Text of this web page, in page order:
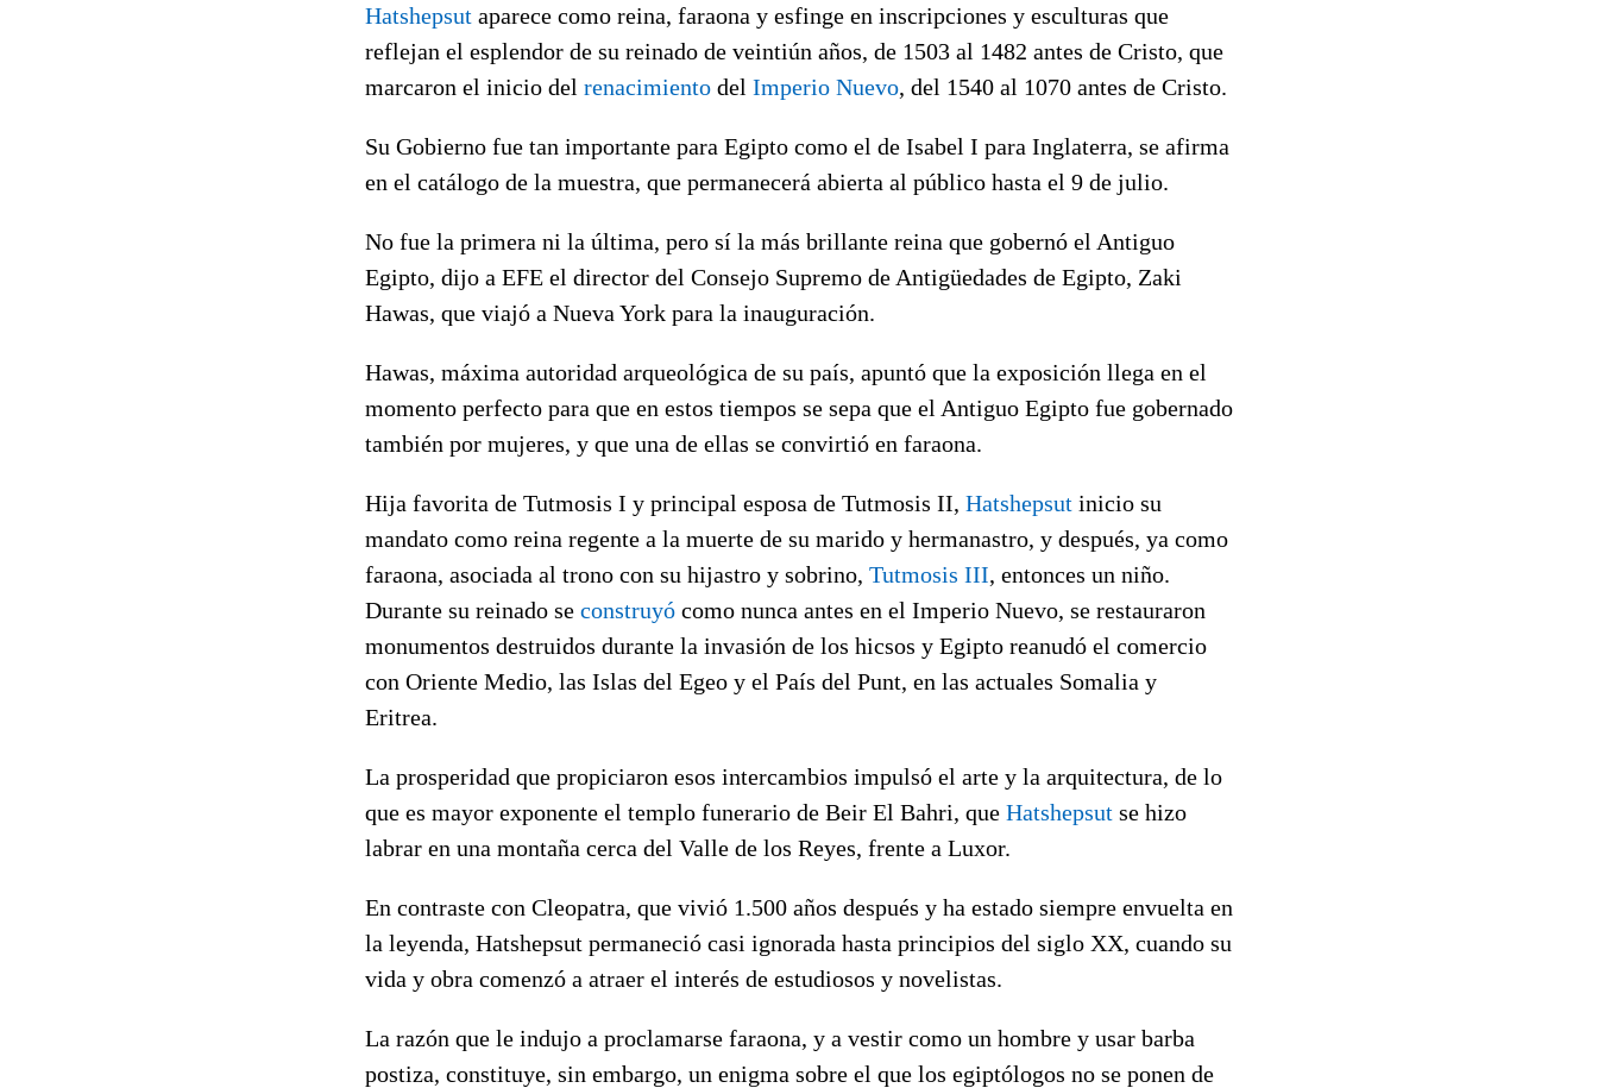
Hatshepsut aparece como reina, faraona y esfinge en inscripciones y esculturas que
reflejan el esplendor de su reinado de veintiún años, de 1503 al 1482 antes de Cristo, que
marcaron el inicio del renacimiento del Imperio Nuevo, del 1540 al 1070 antes de Cristo.
Su Gobierno fue tan importante para Egipto como el de Isabel I para Inglaterra, se afirma
en el catálogo de la muestra, que permanecerá abierta al público hasta el 9 de julio.
No fue la primera ni la última, pero sí la más brillante reina que gobernó el Antiguo
Egipto, dijo a EFE el director del Consejo Supremo de Antigüedades de Egipto, Zaki
Hawas, que viajó a Nueva York para la inauguración.
Hawas, máxima autoridad arqueológica de su país, apuntó que la exposición llega en el
momento perfecto para que en estos tiempos se sepa que el Antiguo Egipto fue gobernado
también por mujeres, y que una de ellas se convirtió en faraona.
Hija favorita de Tutmosis I y principal esposa de Tutmosis II, Hatshepsut inicio su
mandato como reina regente a la muerte de su marido y hermanastro, y después, ya como
faraona, asociada al trono con su hijastro y sobrino, Tutmosis III, entonces un niño.
Durante su reinado se construyó como nunca antes en el Imperio Nuevo, se restauraron
monumentos destruidos durante la invasión de los hicsos y Egipto reanudó el comercio
con Oriente Medio, las Islas del Egeo y el País del Punt, en las actuales Somalia y
Eritrea.
La prosperidad que propiciaron esos intercambios impulsó el arte y la arquitectura, de lo
que es mayor exponente el templo funerario de Beir El Bahri, que Hatshepsut se hizo
labrar en una montaña cerca del Valle de los Reyes, frente a Luxor.
En contraste con Cleopatra, que vivió 1.500 años después y ha estado siempre envuelta en
la leyenda, Hatshepsut permaneció casi ignorada hasta principios del siglo XX, cuando su
vida y obra comenzó a atraer el interés de estudiosos y novelistas.
La razón que le indujo a proclamarse faraona, y a vestir como un hombre y usar barba
postiza, constituye, sin embargo, un enigma sobre el que los egiptólogos no se ponen de